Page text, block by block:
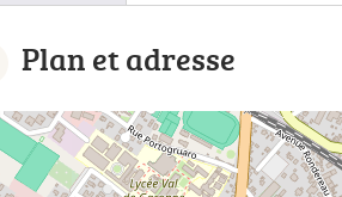
Plan et adresse